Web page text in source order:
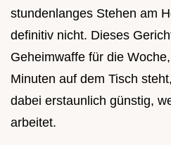
stundenlanges Stehen am
definitiv nicht. Dieses
Geheimwaffe für die
Minuten auf dem Tisch
dabei erstaunlich günstig,
arbeitet.